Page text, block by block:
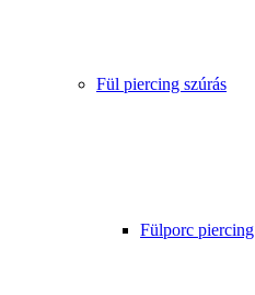
Fül piercing szúrás
Fülporc piercing